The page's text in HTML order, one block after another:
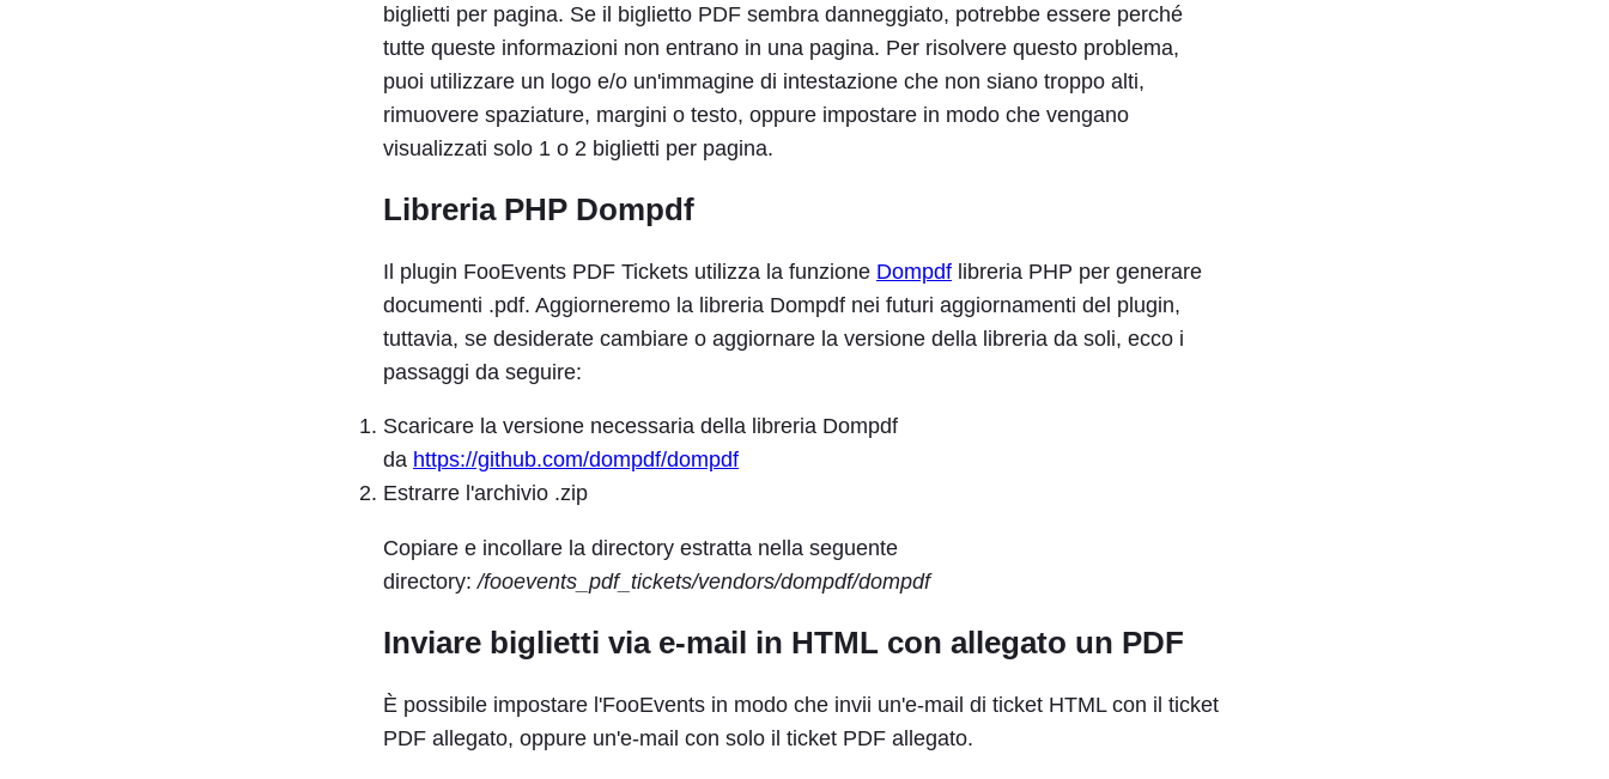
biglietti per pagina. Se il biglietto PDF sembra danneggiato, potrebbe essere perché
tutte queste informazioni non entrano in una pagina. Per risolvere questo problema,
puoi utilizzare un logo e/o un'immagine di intestazione che non siano troppo alti,
rimuovere spaziature, margini o testo, oppure impostare in modo che vengano
visualizzati solo 1 o 2 biglietti per pagina.
Libreria PHP Dompdf
Il plugin FooEvents PDF Tickets utilizza la funzione Dompdf libreria PHP per generare
documenti .pdf. Aggiorneremo la libreria Dompdf nei futuri aggiornamenti del plugin,
tuttavia, se desiderate cambiare o aggiornare la versione della libreria da soli, ecco i
passaggi da seguire:
Scaricare la versione necessaria della libreria Dompdf
da https://github.com/dompdf/dompdf
Estrarre l'archivio .zip
Copiare e incollare la directory estratta nella seguente
directory:/fooevents_pdf_tickets/vendors/dompdf/dompdf
Inviare biglietti via e-mail in HTML con allegato un PDF
È possibile impostare l'FooEvents in modo che invii un'e-mail di ticket HTML con il ticket
PDF allegato, oppure un'e-mail con solo il ticket PDF allegato.